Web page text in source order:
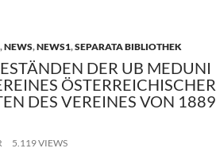
,NEWS,NEWS1,SEPARATA BIBLIOTHEK
DER UB MEDUNI
ÖSTERREICHISCHER
DES VEREINES VON 1889
5.119 VIEWS